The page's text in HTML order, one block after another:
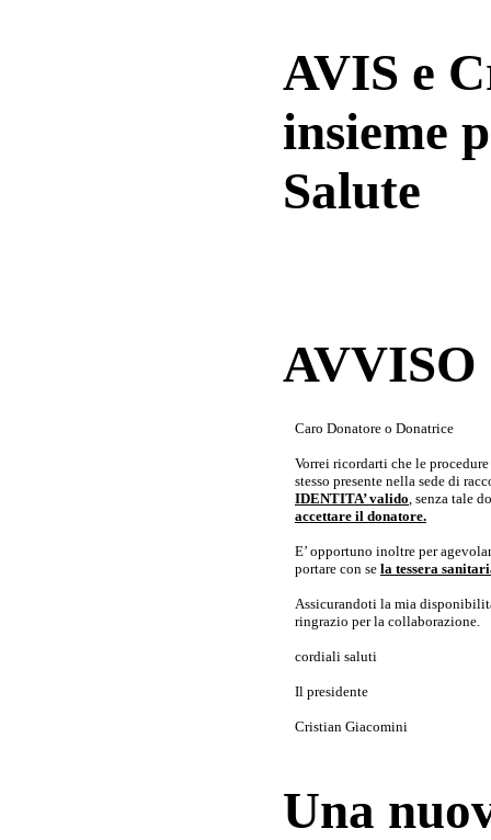
AVIS e
insieme
Salute
Caro Donatore o Donatrice
Vorrei ricordarti che le
stesso presente nella sede di
IDENTITA’ valido, senza tale
accettare il donatore.
E’ opportuno inoltre per
portare con se la tessera
Assicurandoti la mia
ringrazio per la collaborazione.
cordiali saluti
Il presidente
Cristian Giacomini
Una